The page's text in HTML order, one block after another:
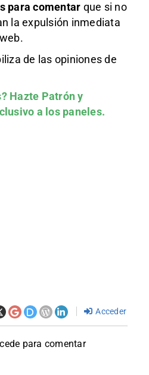
para comentar que si no
la expulsión inmediata
de las opiniones de
Hazte Patróny
a los paneles.
Acceder
para comentar